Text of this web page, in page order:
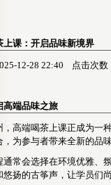
上课：开启品味新境界
12-28 22:40 点击次数
高端品味之旅
，高端喝茶上课正成为一
为参与者带来全新的品味
通常会选择在环境优雅、
悠扬的古筝声，让学员们